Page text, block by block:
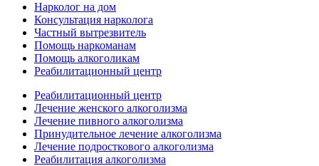
Нарколог на дом
Консультация нарколога
Частный вытрезвитель
Помощь наркоманам
Помощь алкоголикам
Реабилитационный центр
Реабилитационный центр
Лечение женского алкоголизма
Лечение пивного алкоголизма
Принудительное лечение алкоголизма
Лечение подросткового алкоголизма
Реабилитация алкоголизма